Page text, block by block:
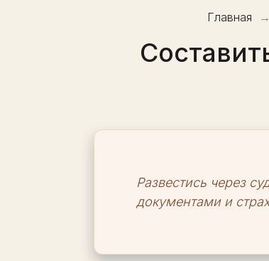
Главная →
Развестись через
документами и